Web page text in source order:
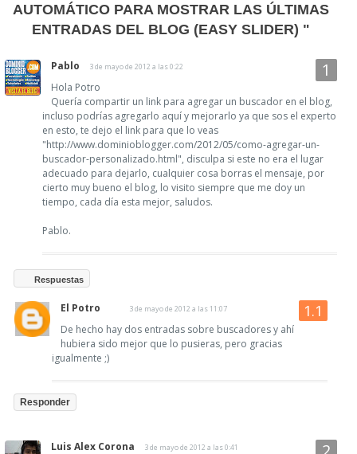
AUTOMÁTICO PARA MOSTRAR LAS ÚLTIMAS
ENTRADAS DEL BLOG (EASY SLIDER) "
Pablo 3 de mayo de 2012 a las 0:22
Hola Potro
Quería compartir un link para agregar un buscador en el blog,
incluso podrías agregarlo aquí y mejorarlo ya que sos el experto
en esto, te dejo el link para que lo veas
"http://www.dominioblogger.com/2012/05/como-agregar-un-
buscador-personalizado.html", disculpa si este no era el lugar
adecuado para dejarlo, cualquier cosa borras el mensaje, por
cierto muy bueno el blog, lo visito siempre que me doy un
tiempo, cada día esta mejor, saludos.
Pablo.
Respuestas
El Potro 3 de mayo de 2012 a las 11:07
De hecho hay dos entradas sobre buscadores y ahí
hubiera sido mejor que lo pusieras, pero gracias
igualmente ;)
Responder
Luis Alex Corona 3 de mayo de 2012 a las 0:41